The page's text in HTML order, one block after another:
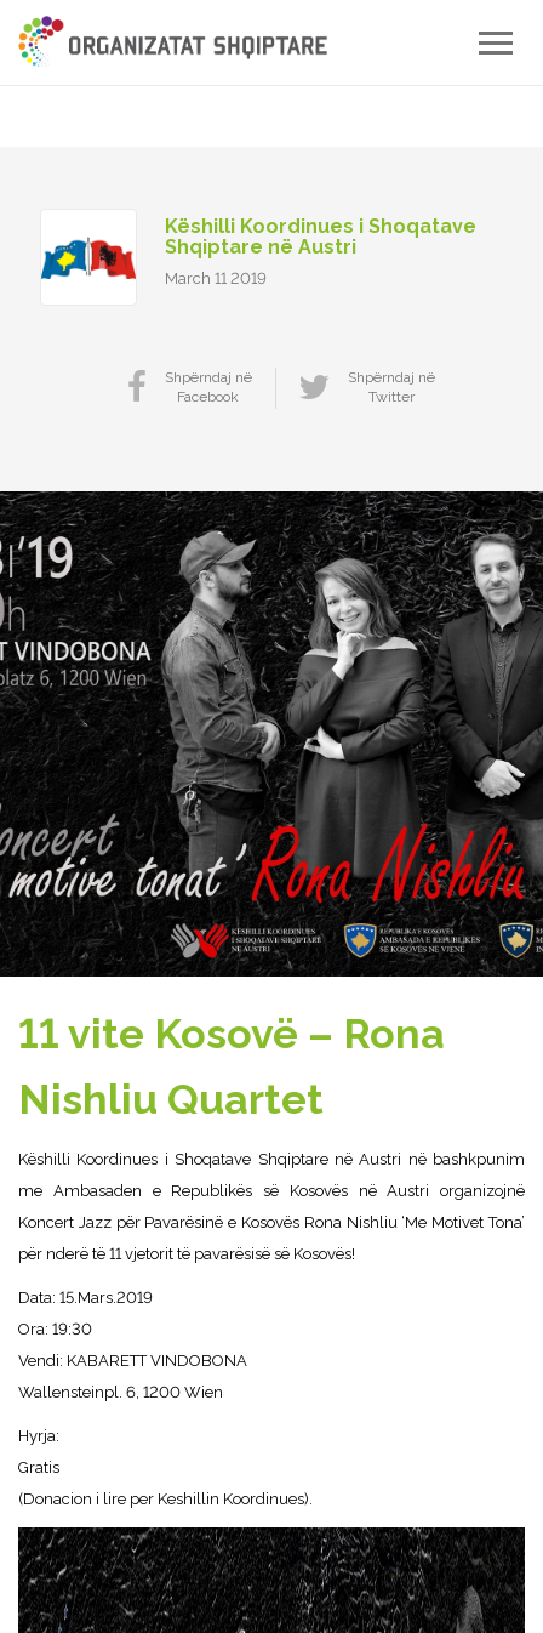
Toggle
Këshilli Koordinues i Shoqatave
Shqiptare në Austri
March 11 2019
Shpërndaj në
Facebook
Shpërndaj në
Twitter
11 vite Kosovë – Rona
Nishliu Quartet
Këshilli Koordinues i Shoqatave Shqiptare në Austri në bashkpunim
me Ambasaden e Republikës së Kosovës në Austri organizojnë
Koncert Jazz për Pavarësinë e Kosovës Rona Nishliu ‘Me Motivet Tona’
për nderë të 11 vjetorit të pavarësisë së Kosovës!
Data: 15.Mars.2019
Ora: 19:30
Vendi: KABARETT VINDOBONA
Wallensteinpl. 6, 1200 Wien
Hyrja:
Gratis
(Donacion i lire per Keshillin Koordinues).